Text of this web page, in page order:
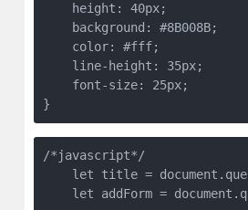
    height: 40px;
    background: #8B008B;
    color: #fff;
    line-height: 35px;
    font-size: 25px;
/*javascript*/
let title =
let addForm =